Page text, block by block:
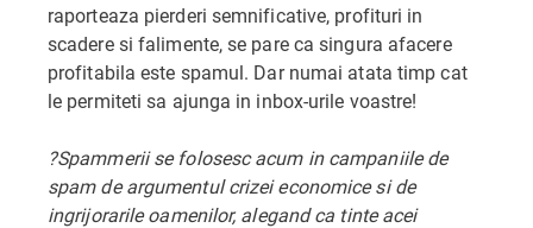
raporteaza pierderi semnificative, profituri in
scadere si falimente, se pare ca singura afacere
profitabila este spamul. Dar numai atata timp cat
le permiteti sa ajunga in inbox-urile voastre!
?Spammerii se folosesc acum in campaniile de
spam de argumentul crizei economice si de
ingrijorarile oamenilor, alegand ca tinte acei